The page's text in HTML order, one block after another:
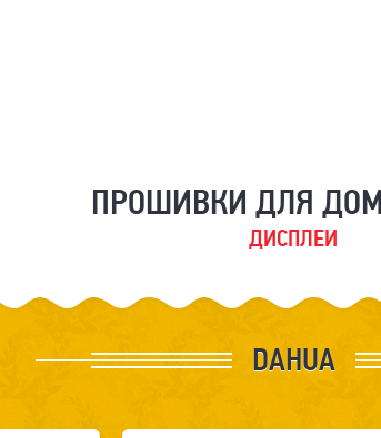
ПРОШИВКИ ДЛЯ
ДИСПЛЕИ
DAHUA